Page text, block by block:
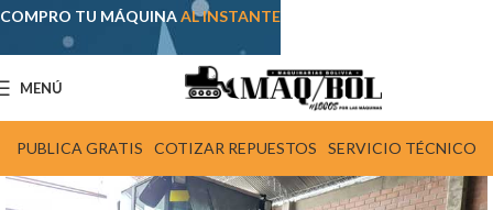
MENÚ
PUBLICA GRATIS COTIZAR REPUESTOS SERVICIO TÉCNICO
COMPRO TU MÁQUINAAL INSTANTE